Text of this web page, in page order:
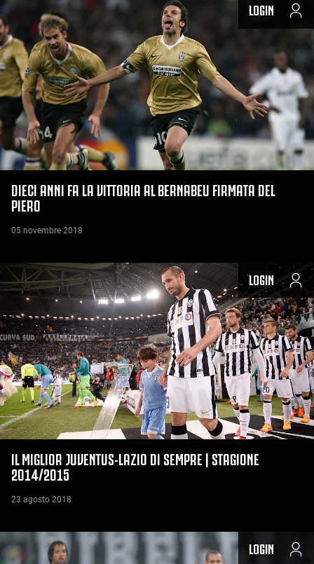
LOGIN
DIECI ANNI FA LA VITTORIA AL BERNABEU FIRMATA DEL
PIERO
05 novembre 2018
LOGIN
IL MIGLIOR JUVENTUS-LAZIO DI SEMPRE | STAGIONE
2014/2015
23 agosto 2018
LOGIN